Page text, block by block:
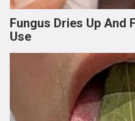
Fungus Dries Up
Use